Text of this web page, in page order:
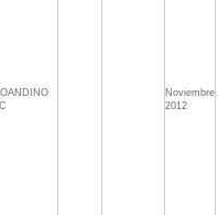
Noviembre
2012